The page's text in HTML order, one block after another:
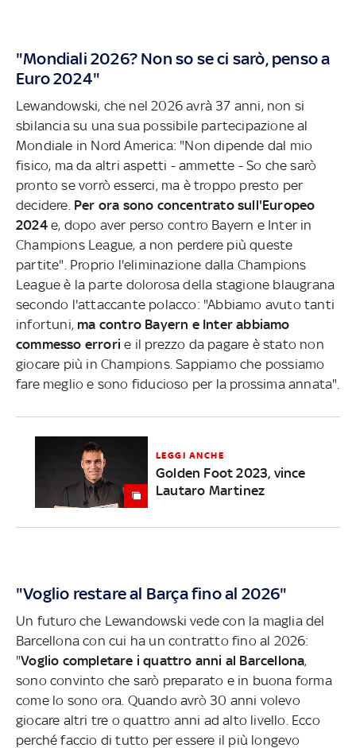
"Mondiali 2026? Non so se ci sarò, penso a
Euro 2024"
Lewandowski, che nel 2026 avrà 37 anni, non si
sbilancia su una sua possibile partecipazione al
Mondiale in Nord America: "Non dipende dal mio
fisico, ma da altri aspetti - ammette - So che sarò
pronto se vorrò esserci, ma è troppo presto per
decidere. Per ora sono concentrato sull'Europeo
2024e, dopo aver perso contro Bayern e Inter in
Champions League, a non perdere più queste
partite". Proprio l'eliminazione dalla Champions
League è la parte dolorosa della stagione blaugrana
secondo l'attaccante polacco: "Abbiamo avuto tanti
infortuni, ma contro Bayern e Inter abbiamo
commesso errorie il prezzo da pagare è stato non
giocare più in Champions. Sappiamo che possiamo
fare meglio e sono fiducioso per la prossima annata".
LEGGI ANCHE
Golden Foot 2023, vince
Lautaro Martinez
"Voglio restare al Barça fino al 2026"
Un futuro che Lewandowski vede con la maglia del
Barcellona con cui ha un contratto fino al 2026:
"Voglio completare i quattro anni al Barcellona,
sono convinto che sarò preparato e in buona forma
come lo sono ora. Quando avrò 30 anni volevo
giocare altri tre o quattro anni ad alto livello. Ecco
perché faccio di tutto per essere il più longevo